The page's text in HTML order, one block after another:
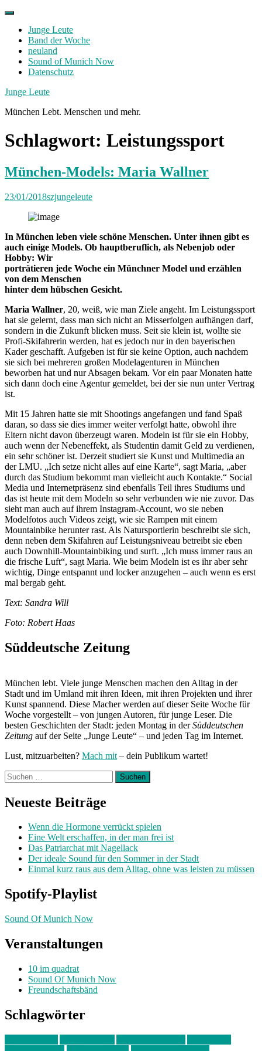
Skip
contentJunge Leute
Band der Woche
neuland
Sound of Munich Now
Datenschutz
Facebook
Twitter
Instagram
Junge Leute
München Lebt. Menschen und mehr.
Schlagwort: Leistungssport
München-Models: Maria Wallner
23/01/2018szjungeleute
In München leben viele schöne Menschen. Unter ihnen gibt es
auch einige Models. Ob hauptberuflich, als Nebenjob oder
Hobby: Wir
porträtieren jede Woche ein Münchner Model und erzählen
von dem Menschen
hinter dem hübschen Gesicht.
Maria Wallner, 20, weiß, wie man Ziele angeht. Im Leistungssport
hat sie gelernt, dass man sich nicht an Misserfolgen aufhängen darf,
sondern in die Zukunft blicken muss. Seit sie klein ist, wollte sie
Profi-Skifahrerin werden, hat es jedoch nur in den bayerischen
Kader geschafft. Aufgeben ist für sie keine Option, auch nachdem
sie sich bei mehreren großen Modelagenturen in München
beworben hat und nur Absagen bekam. Vor ein paar Monaten hatte
sich dann doch eine Agentur gemeldet, bei der sie nun unter Vertrag
ist.
Mit 15 Jahren hatte sie mit Shootings angefangen und fand Spaß
daran, so dass sie dies immer weiter verfolgt hatte, obwohl ihre
Eltern nicht davon überzeugt waren. Modeln ist für sie ein Hobby,
auch wenn der Nebeneffekt, als Studentin damit Geld zu verdienen,
ein sehr schöner ist. Derzeit studiert sie Kunst und Multimedia an
der LMU. „Ich setze nicht alles auf eine Karte“, sagt Maria, „aber
durch das Studium bekommt man vielleicht auch Kontakte.“ Social
Media und Internetpräsenz sind ebenfalls Teil ihres Studiums und
das ist heute mit dem Modeln so sehr verbunden wie nie zuvor. Das
sieht man auch auf ihrem Instagram-Account, wo sie neben
Modelfotos auch Videos zeigt, wie sie Rampen mit einem
Mountainbike herunter rast. Als Natursportlerin beschreibt sie sich,
denn neben dem Skifahren auf Leistungsniveau betreibt sie eben
auch Downhill-Mountainbiking und surft. „Ich muss immer raus an
die frische Luft“, sagt Maria. Wie beim Modeln ist es ihr aber sehr
wichtig, Dinge entspannt und locker anzugehen – auch wenn es erst
mal bergab geht.
Text: Sandra Will
Foto: Robert Haas
Süddeutsche Zeitung
München lebt. Viele junge Menschen machen den Alltag in der
Stadt und im Umland mit ihren Ideen, mit ihren Projekten und ihrer
Kunst spannend. Diese Macher werden auf dieser Seite Woche für
Woche vorgestellt – von jungen Autoren, für junge Leser. Die
besten Geschichten der Stadt: jeden Montag in derSüddeutschen
Zeitung auf der Seite „Junge Leute“ – und jeden Tag im Internet.
Lust, mitzuarbeiten? Mach mit – dein Publikum wartet!
Suchen
nach:
Neueste Beiträge
Wenn die Hormone verrückt spielen
Eine Welt erschaffen, in der man frei ist
Das Patriarchat mit Nagellack
Der ideale Sound für den Sommer in der Stadt
Einmal kurz raus aus dem Alltag, ohne was leisten zu müssen
Spotify-Playlist
Sound Of Munich Now
Veranstaltungen
10 im quadrat
Sound Of Munich Now
Freundschaftsbänd
Schlagwörter